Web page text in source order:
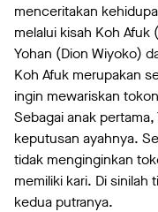
menceritakan
melalui kisah Koh Afuk
Yohan (Dion Wiyoko)
Koh Afuk merupakan
ingin mewariskan
Sebagai anak
keputusan ayahnya.
tidak menginginkan
memiliki kari. Di sinilah
kedua putranya.